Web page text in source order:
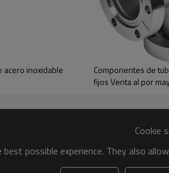
CF Tees fijos de acero inoxidable Venta
acero inoxidable
Componentes de
fijos Venta al por
Cookie
possible experience. They also